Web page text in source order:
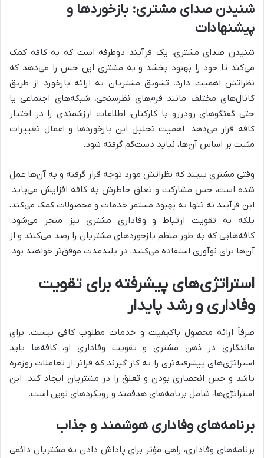
شنیدن صدای مشتری: بازخوردها و
پیشنهادات
شنیدن صدای مشتری، یک فرآیند دوطرفه است که به کافه کمک
می‌کند تا خود را بهبود بخشد و به مشتری این حس را می‌دهد که
نظراتش اهمیت دارد. تشویق مشتریان به ارائه بازخورد از طریق
کانال‌های مختلف مانند فرم‌های نظرسنجی، شبکه‌های اجتماعی یا
حتی گفتگوهای رودررو با کارکنان، اطلاعات ارزشمندی را در اختیار
کافه قرار می‌دهد. اهمیت تحلیل این بازخوردها و اعمال تغییرات
مثبت بر اساس آن‌ها، نباید دست‌کم گرفته شود.
وقتی مشتری ببیند که نظراتش مورد توجه قرار گرفته و به آن‌ها عمل
شده است، حس مشارکت و تعلق خاطرش به کافه افزایش می‌یابد.
این فرآیند نه تنها به بهبود مستمر خدمات و محصولات کمک می‌کند،
بلکه به تقویت ارتباط و وفاداری مشتری نیز منجر می‌شود.
کافه‌هایی که به طور منظم بازخوردهای مشتریان را رصد می‌کنند و از
آن‌ها برای نوآوری استفاده می‌کنند، در بلندمدت موفق‌تر خواهند بود.
استراتژی‌های پیشرفته برای تقویت
وفاداری و رشد پایدار
صرفاً ارائه محصول باکیفیت و خدمات مطلوب کافی نیست. برای
ماندگاری در ذهن مشتری و تقویت وفاداری او، کافه‌ها باید
استراتژی‌های پیشرفته‌تری را به کار گیرند که فراتر از تعاملات روزمره
باشد و حس انحصاری بودن و تعلق را در مشتریان ایجاد کند. این
استراتژی‌ها، شامل برنامه‌های هدفمند و رویکردهای نوین است.
برنامه‌های وفاداری هوشمند و جذاب
برنامه‌های وفاداری، راهی مؤثر برای پاداش دادن به مشتریان دائمی